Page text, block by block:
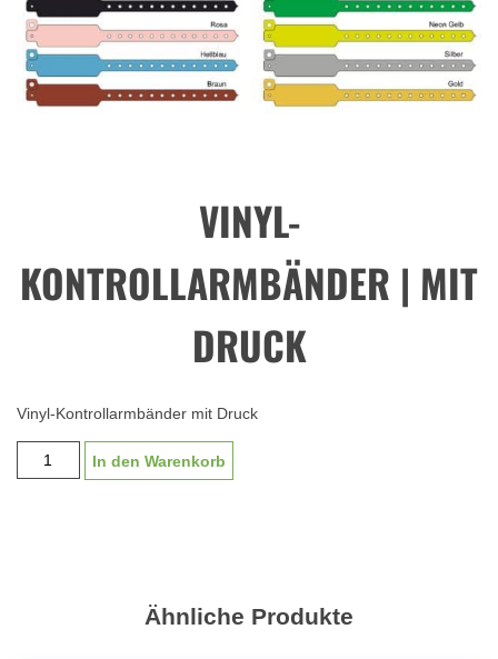
VINYL-
KONTROLLARMBÄNDER | MIT
DRUCK
Vinyl-Kontrollarmbänder mit Druck
Vinyl-
Kontrollarmbänder
In den Warenkorb
Ähnliche Produkte